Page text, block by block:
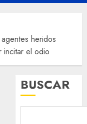
heridos
incitar el odio
BUSCAR